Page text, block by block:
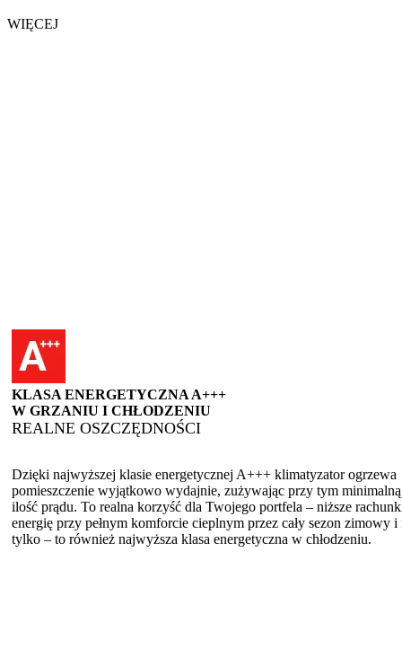
WIĘCEJ
KLASA ENERGETYCZNA A+++
W GRZANIU I CHŁODZENIU
REALNE OSZCZĘDNOŚCI
Dzięki najwyższej klasie energetycznej A+++ klimatyzator ogrzewa
pomieszczenie wyjątkowo wydajnie, zużywając przy tym minimalną
ilość prądu. To realna korzyść dla Twojego portfela – niższe
energię przy pełnym komforcie cieplnym przez cały sezon zimowy i
tylko – to również najwyższa klasa energetyczna w chłodzeniu.